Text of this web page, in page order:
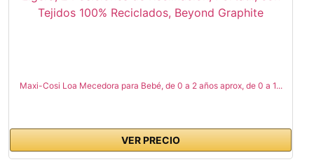
Maxi-Cosi Loa Mecedora para Bebé, de 0 a 2 años aprox, de 0 a 1...
VER PRECIO